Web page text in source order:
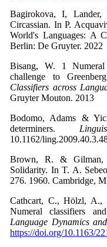
Bagirokova, I,
Circassian. In P.
World's Languages: A
Berlin: De Gruyter. 2022
Bisang, W. 1
challenge to
Classifiers across
Gruyter Mouton. 2013
Bodomo, Adams &
determiners.
10.1162/
Brown, R. & Gilman,
Solidarity. In T. A.
276. 1960. Cambridge,
Cathcart, C., Hölzl, A.,
Numeral classifiers
Language Dynamics
https://doi.org/10.1163/